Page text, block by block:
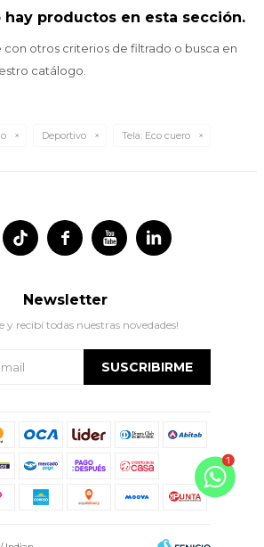
hay productos en esta sección.
otros criterios de filtrado o busca en
catálogo.
Deportivo Tela: Eco cuero
  
Newsletter
y recibí todas nuestras novedades!
SUSCRIBIRME